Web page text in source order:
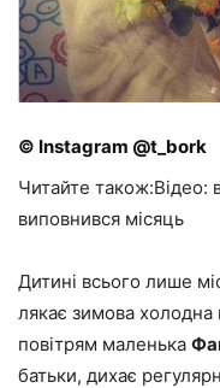
© Instagram @t_bork
Читайте також:Відео:
виповнився місяць
Дитині всього лише
лякає зимова
повітрям маленька
батьки, дихає